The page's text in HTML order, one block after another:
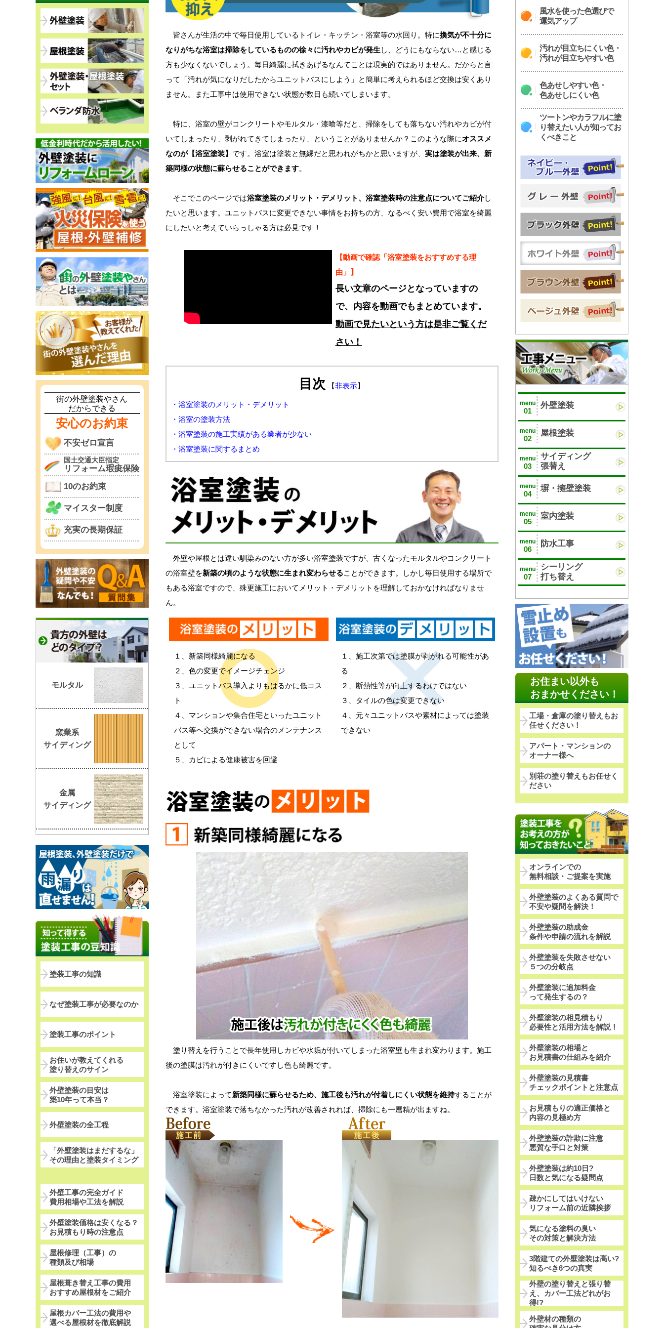
皆さんが生活の中で毎日使用しているトイレ・キッチン・浴室等の水回り。特に換気が不十分に
なりがちな浴室は掃除をしているものの徐々に汚れやカビが発生 し、どうにもならない…と感じる
方も少なくないでしょう。毎日綺麗に拭きあげるなんてことは現実的ではありません。だからと言
って「汚れが気になりだしたからユニットバスにしよう」と簡単に考えられるほど交換は安くあり
ません。また工事中は使用できない状態が数日も続いてしまいます。
特に、浴室の壁がコンクリートやモルタル・漆喰等だと、掃除をしても落ちない汚れやカビが付
いてしまったり、剥がれてきてしまったり、ということがありませんか？このような際にオススメ
なのが【浴室塗装】 です。浴室は塗装と無縁だと思われがちかと思いますが、 実は塗装が出来、新
築同様の状態に蘇らせることができます。
そこでこのページでは浴室塗装のメリット・デメリット、浴室塗装時の注意点についてご紹介し
たいと思います。ユニットバスに変更できない事情をお持ちの方、なるべく安い費用で浴室を綺麗
にしたいと考えていらっしゃる方は必見です！
【動画で確認「浴室塗装をおすすめする理
由」】
長い文章のページとなっていますの
で、内容を動画でもまとめています。
動画で見たいという方は是非ご覧くだ
さい！
目次 【非表示】
・浴室塗装のメリット・デメリット
・浴室の塗装方法
・浴室塗装の施工実績がある業者が少ない
・浴室塗装に関するまとめ
外壁や屋根とは違い馴染みのない方が多い浴室塗装ですが、古くなったモルタルやコンクリート
の浴室壁を新築の頃のような状態に生まれ変わらせることができます。しかし毎日使用する場所で
もある浴室ですので、殊更施工においてメリット・デメリットを理解しておかなければなりませ
ん。
１、新築同様綺麗になる
２、色の変更でイメージチェンジ
３、ユニットバス導入よりもはるかに低コス
ト
４、マンションや集合住宅といったユニット
バス等へ交換ができない場合のメンテナンス
として
５、カビによる健康被害を回避
１、施工次第では塗膜が剥がれる可能性があ
る
２、断熱性等が向上するわけではない
３、タイルの色は変更できない
４、元々ユニットバスや素材によっては塗装
できない
塗り替えを行うことで長年使用しカビや水垢が付いてしまった浴室壁も生まれ変わります。施工
後の塗膜は汚れが付きにくいですし色も綺麗です。
浴室塗装によって新築同様に蘇らせるため、施工後も汚れが付着しにくい状態を維持することが
できます。浴室塗装で落ちなかった汚れが改善されれば、掃除にも一層精が出ますね。
風水を使った色選びで
運気アップ
汚れが目立ちにくい色・
汚れが目立ちやすい色
色あせしやすい色・
色あせしにくい色
ツートンやカラフルに塗
り替えたい人が知ってお
くべきこと
menu
01
外壁塗装
menu
02
屋根塗装
menu
03
サイディング
張替え
menu
04
塀・擁壁塗装
menu
05
室内塗装
menu
06
防水工事
menu
07
シーリング
打ち替え
お住まい以外も
おまかせください！
工場・倉庫の塗り替えもお
任せください！
アパート・マンションの
オーナー様へ
別荘の塗り替えもお任せく
ださい
オンラインでの
無料相談・ご提案を実施
外壁塗装のよくある質問で
不安や疑問を解決！
外壁塗装の助成金
条件や申請の流れを解説
外壁塗装を失敗させない
５つの分岐点
外壁塗装に追加料金
って発生するの？
外壁塗装の相見積もり
必要性と活用方法を解説！
外壁塗装の相場と
お見積書の仕組みを紹介
外壁塗装の見積書
チェックポイントと注意点
お見積もりの適正価格と
内容の見極め方
外壁塗装の詐欺に注意
悪質な手口と対策
外壁塗装は約10日?
日数と気になる疑問点
疎かにしてはいけない
リフォーム前の近隣挨拶
気になる塗料の臭い
その対策と解決方法
3階建ての外壁塗装は高い?
知るべき6つの真実
外壁の塗り替えと張り替
え、カバー工法どれがお
得!?
外壁材の種類の
街の外壁塗装やさん
だからできる
安心のお約束
不安ゼロ宣言
国土交通大臣指定
リフォーム瑕疵保険
10のお約束
マイスター制度
充実の長期保証
モルタル
窯業系
サイディング
金属
サイディング
塗装工事の知識
なぜ塗装工事が必要なのか
塗装工事のポイント
お住いが教えてくれる
塗り替えのサイン
外壁塗装の目安は
築10年って本当？
外壁塗装の全工程
「外壁塗装はまだするな」
その理由と塗装タイミング
外壁工事の完全ガイド
費用相場や工法を解説
外壁塗装価格は安くなる？
お見積もり時の注意点
屋根修理（工事）の
種類及び相場
屋根葺き替え工事の費用
おすすめ屋根材をご紹介
屋根カバー工法の費用や
選べる屋根材を徹底解説